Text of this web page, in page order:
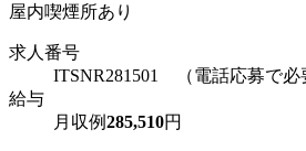
屋内喫煙所あり
求人番号
ITSNR281501 （電話応募で必
給与
月収例285,510円